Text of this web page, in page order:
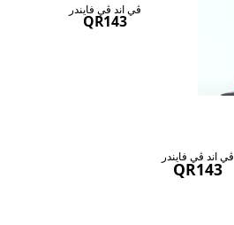
ڤي اند ڤي فايندر
QR143
ڤي اند ڤي فايندر
QR143